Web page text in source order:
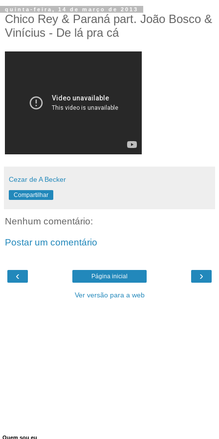
quinta-feira, 14 de março de 2013
Chico Rey & Paraná part. João Bosco &
Vinícius - De lá pra cá
Cezar de A Becker
Compartilhar
Nenhum comentário:
Postar um comentário
‹ ›
Página inicial
Ver versão para a web
Quem sou eu